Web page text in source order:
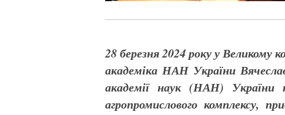
28 березня 2024 року у Великому
академіка НАН України
академії наук (НАН) України
агропромислового комплексу,